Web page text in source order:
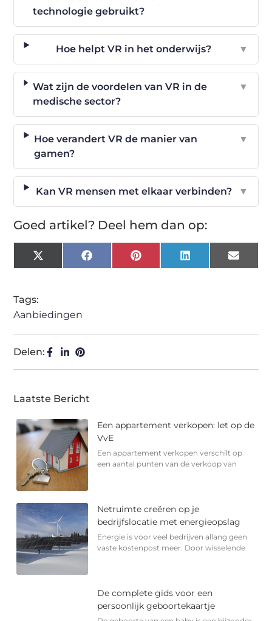
technologie gebruikt?
Hoe helpt VR in het onderwijs? ▼
Wat zijn de voordelen van VR in de
medische sector?
▼
Hoe verandert VR de manier van
gamen?
▼
Kan VR mensen met elkaar verbinden? ▼
Goed artikel? Deel hem dan op:
X
(Twitter)
FacebookPinterest LinkedIn Email
Tags:
Aanbiedingen
Delen:
Laatste Bericht
Een appartement verkopen: let op de
VvE
Een appartement verkopen verschilt op
een aantal punten van de verkoop van
Netruimte creëren op je
bedrijfslocatie met energieopslag
Energie is voor veel bedrijven allang geen
vaste kostenpost meer. Door wisselende
De complete gids voor een
persoonlijk geboortekaartje